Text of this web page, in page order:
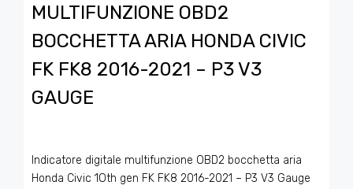
MULTIFUNZIONE OBD2
BOCCHETTA ARIA HONDA CIVIC
FK FK8 2016-2021 – P3 V3
GAUGE
Indicatore digitale multifunzione OBD2 bocchetta aria
Honda Civic 1Oth gen FK FK8 2016-2021 – P3 V3 Gauge